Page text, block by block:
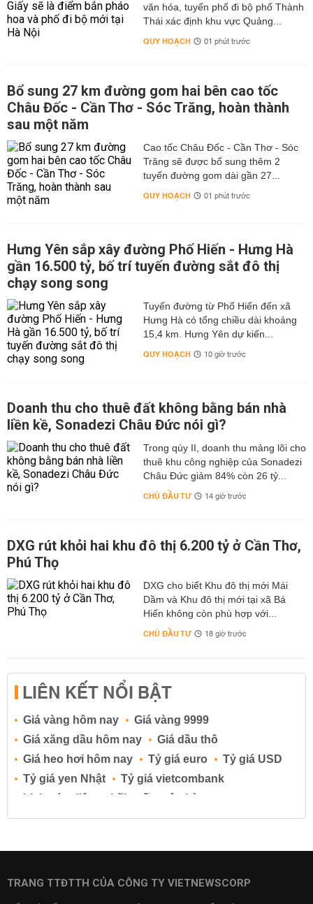
văn hóa, tuyến phố đi bộ phố Thành
Thái xác định khu vực Quảng...
QUY HOẠCH 01 phút trước
Bổ sung 27 km đường gom hai bên cao tốc
Châu Đốc - Cần Thơ - Sóc Trăng, hoàn thành
sau một năm
Cao tốc Châu Đốc - Cần Thơ - Sóc
Trăng sẽ được bổ sung thêm 2
tuyến đường gom dài gần 27...
QUY HOẠCH 01 phút trước
Hưng Yên sắp xây đường Phố Hiến - Hưng Hà
gần 16.500 tỷ, bố trí tuyến đường sắt đô thị
chạy song song
Tuyến đường từ Phố Hiến đến xã
Hưng Hà có tổng chiều dài khoảng
15,4 km. Hưng Yên dự kiến...
QUY HOẠCH 10 giờ trước
Doanh thu cho thuê đất không bằng bán nhà
liền kề, Sonadezi Châu Đức nói gì?
Trong qúy II, doanh thu mảng lõi cho
thuê khu công nghiệp của Sonadezi
Châu Đức giảm 84% còn 26 tỷ...
CHỦ ĐẦU TƯ 14 giờ trước
DXG rút khỏi hai khu đô thị 6.200 tỷ ở Cần Thơ,
Phú Thọ
DXG cho biết Khu đô thị mới Mái
Dầm và Khu đô thị mới tại xã Bá
Hiến không còn phù hợp với...
CHỦ ĐẦU TƯ 18 giờ trước
LIÊN KẾT NỔI BẬT
Giá vàng hôm nay
Giá vàng 9999
Giá xăng dầu hôm nay
Giá dầu thô
Giá heo hơi hôm nay
Tỷ giá euro
Tỷ giá USD
Tỷ giá yen Nhật
Tỷ giá vietcombank
Lịch cúp điện
Lãi suất ngân hàng
Lãi suất tiết kiệm
Lãi suất tiền gửi
Lãi suất ngân hàng BIDV
TRANG TTĐTTH CỦA CÔNG TY VIETNEWSCORP